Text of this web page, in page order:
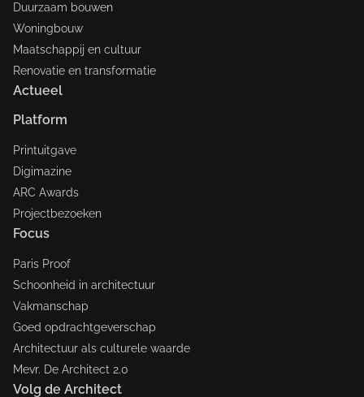
Duurzaam bouwen
Woningbouw
Maatschappij en cultuur
Renovatie en transformatie
Actueel
Platform
Printuitgave
Digimazine
ARC Awards
Projectbezoeken
Focus
Paris Proof
Schoonheid in architectuur
Vakmanschap
Goed opdrachtgeverschap
Architectuur als culturele waarde
Mevr. De Architect 2.0
Volg de Architect